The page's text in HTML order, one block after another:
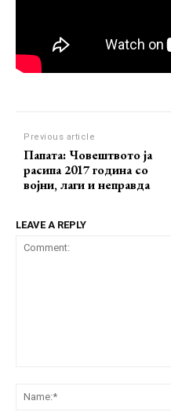
Previous article
Папата: Човештвото ја
расипа 2017 година со
војни, лаги и неправда
LEAVE A REPLY